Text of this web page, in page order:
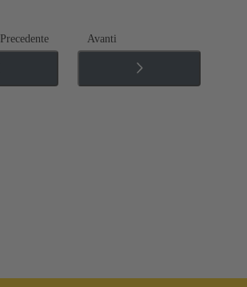
Precedente Avanti